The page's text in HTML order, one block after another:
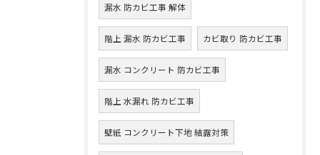
漏水 防カビ工事 解体
階上 漏水 防カビ工事 カビ取り 防カビ工事
漏水 コンクリート 防カビ工事
階上 水漏れ 防カビ工事
壁紙 コンクリート下地 結露対策